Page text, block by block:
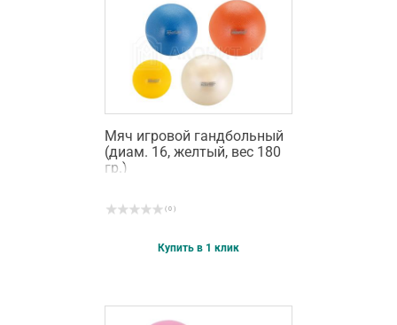
Мяч игровой гандбольный
(диам. 16, желтый, вес 180
гр.)
( 0 )
Купить в 1 клик